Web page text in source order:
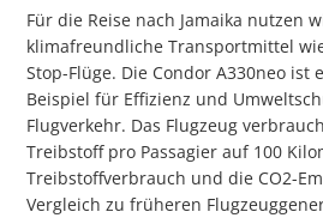
Für die Reise nach Jamaika nutzen
klimafreundliche Transportmittel
Stop-Flüge. Die Condor A330neo ist
Beispiel für Effizienz und
Flugverkehr. Das Flugzeug
Treibstoff pro Passagier auf 100
Treibstoffverbrauch und die CO2-
Vergleich zu früheren